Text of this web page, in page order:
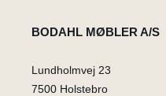
BODAHL MØBLER A/S
Lundholmvej 23
7500 Holstebro